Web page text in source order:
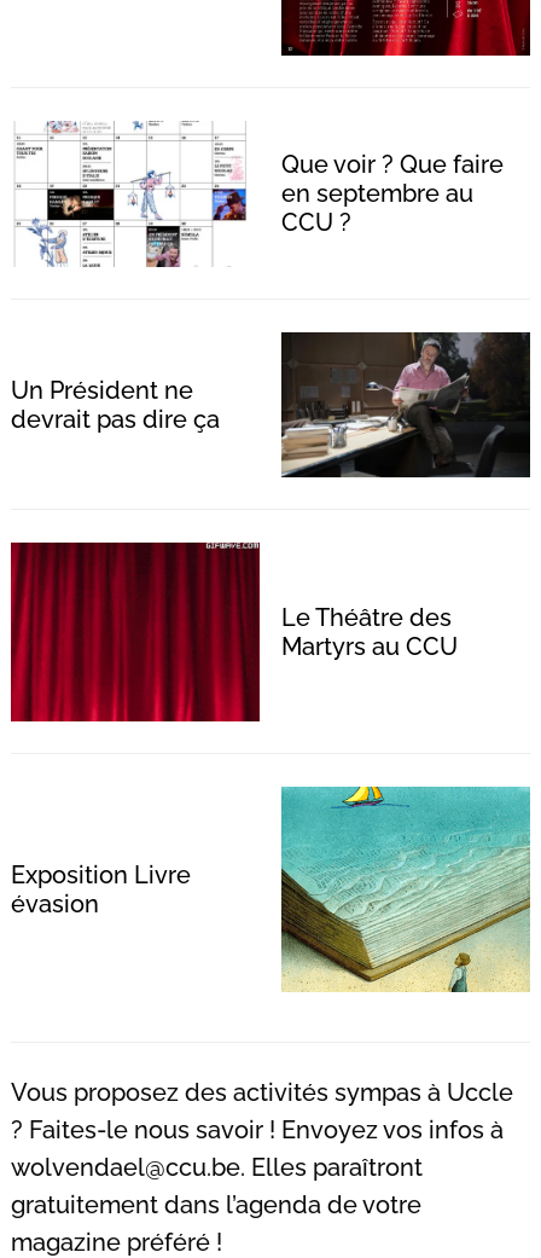
Que voir ? Que faire
en septembre au
CCU ?
Un Président ne
devrait pas dire ça
Le Théâtre des
Martyrs au CCU
Exposition Livre
évasion
Vous proposez des activités sympas à Uccle
? Faites-le nous savoir ! Envoyez vos infos à
wolvendael@ccu.be. Elles paraîtront
gratuitement dans l’agenda de votre
magazine préféré !